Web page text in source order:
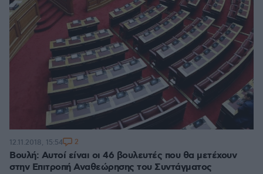
Βουλή: Αυτοί είναι οι 46 βουλευτές που θα μετέχουν
στην Επιτροπή Αναθεώρησης του Συντάγματος
12.11.2018, 15:54 2